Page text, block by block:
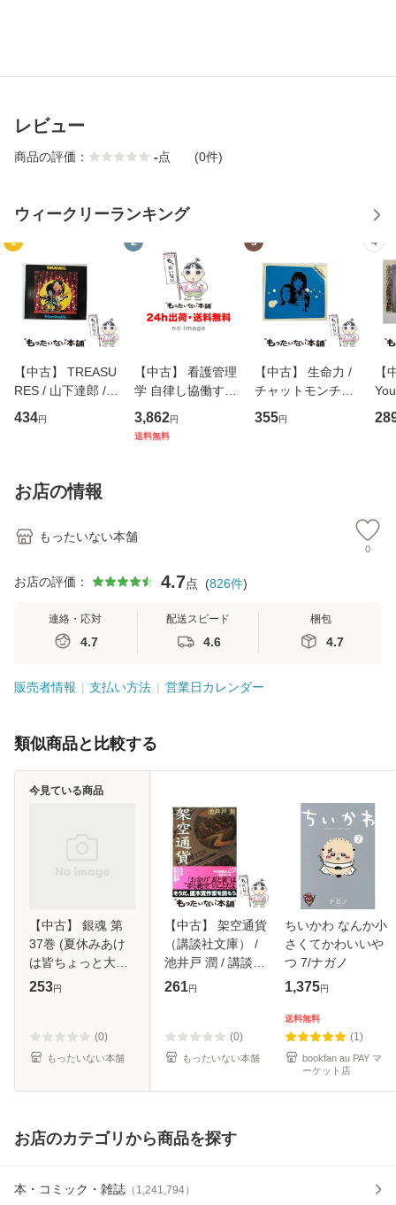
レビュー
商品の評価： -点 (0件)
ウィークリーランキング
1
【中古】 TREASU
RES / 山下達郎 /
イーストウエス
ト・ジャパン [CD]
434円
2
【中古】 看護管理
学 自律し協働する
専門職の看護マネ
ジメントスキル 改
3,862円
送料無料
3
【中古】 生命力 /
チャットモンチー /
キューンレコード
[CD]【メール便送
355円
4
【
のが
お店の情報
もったいない本舗
0
お店の評価： 4.7点 (826件)
連絡・応対
4.7
配送スピード
4.6
梱包
4.7
販売者情報 支払い方法 営業日カレンダー
類似商品と比較する
【中古】 銀魂 第
37巻 (夏休みあけ
は皆ちょっと大人
に見える) (ジャン
[コミック]【メール
便送料無
253円
(0)
もったいない本舗
今見ている商品
【中古】 架空通貨
（講談社文庫） /
池井戸 潤 / 講談社
[文庫]【メール便送
261円
(0)
もったいない本舗
ちいかわ なんか小
さくてかわいいや
つ 7/ナガノ
1,375円
送料無料
(1)
bookfan au PAY マ
ーケット店
お店のカテゴリから商品を探す
本・コミック・雑誌 （ 1,241,794）